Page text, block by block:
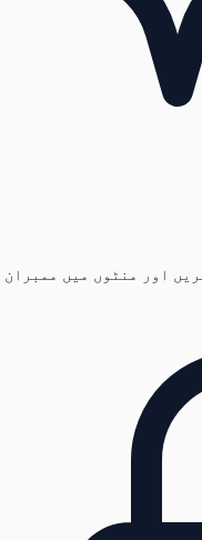
اور منٹوں میں ممبران